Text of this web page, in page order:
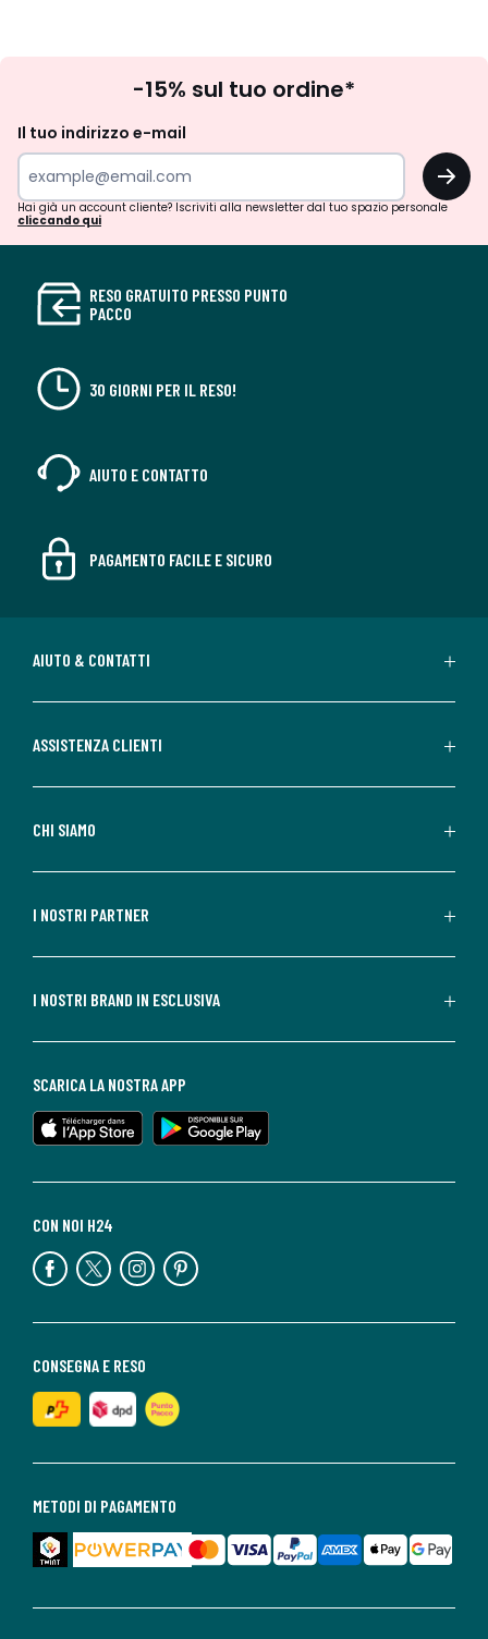
newsletter
-15% sul tuo ordine*
Il tuo indirizzo e-mail
OK
Hai già un account cliente? Iscriviti alla newsletter dal tuo spazio personale
cliccando qui
RESO GRATUITO PRESSO PUNTO
PACCO
30 GIORNI PER IL RESO!
AIUTO E CONTATTO
PAGAMENTO FACILE E SICURO
AIUTO & CONTATTI
ASSISTENZA CLIENTI
CHI SIAMO
I NOSTRI PARTNER
I NOSTRI BRAND IN ESCLUSIVA
METODI DI PAGAMENTO
CONSEGNA E RESO
CON NOI H24
SCARICA LA NOSTRA APP